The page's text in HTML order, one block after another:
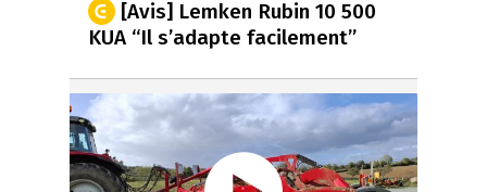
[Avis] Lemken Rubin 10 500
KUA “Il s’adapte facilement”